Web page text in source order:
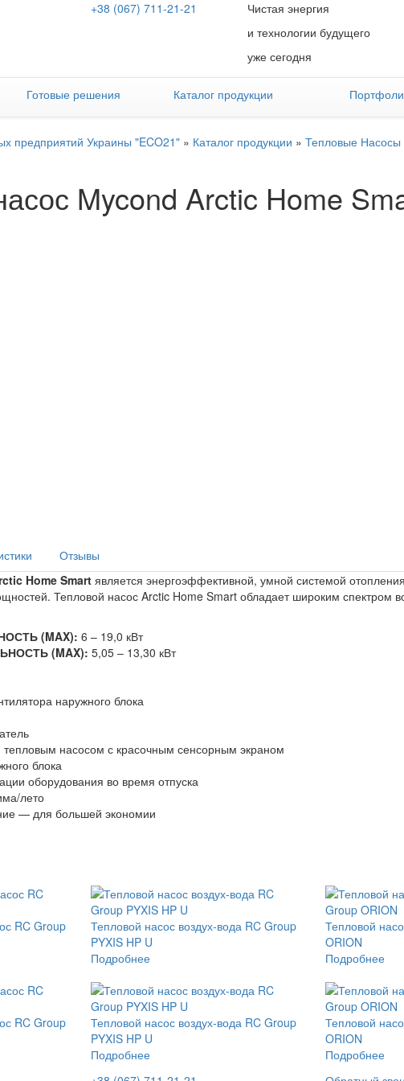
+38 (067) 711-21-21
Чистая энергия
и технологии будущего
уже сегодня
Готовые решения Каталог продукции
предприятий Украины "ECO21" » Каталог продукции » Тепловые Насосы
Mycond Arctic Home
Отзывы
Home Smart является энергоэффективной, умной системой
Тепловой насос Arctic Home Smart обладает широким спектром
(MAX): 6 – 19,0 кВт
(MAX): 5,05 – 13,30 кВт
наружного блока
насосом с красочным сенсорным экраном
блока
оборудования во время отпуска
лето
— для большей экономии
RC Group
Тепловой насос воздух-вода RC Group
PYXIS HP U
Подробнее
Тепловой
ORION
Подробнее
RC Group
Тепловой насос воздух-вода RC Group
PYXIS HP U
Подробнее
Тепловой
ORION
Подробнее